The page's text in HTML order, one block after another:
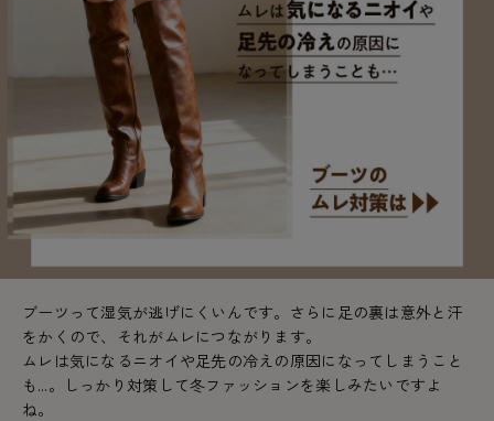
ブーツって湿気が逃げにくいんです。さらに足の裏は意外と汗
をかくので、それがムレにつながります。
ムレは気になるニオイや足先の冷えの原因になってしまうこと
も…。しっかり対策して冬ファッションを楽しみたいですよ
ね。